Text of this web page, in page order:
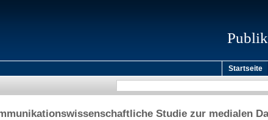
Startseite
Studie zur medialen